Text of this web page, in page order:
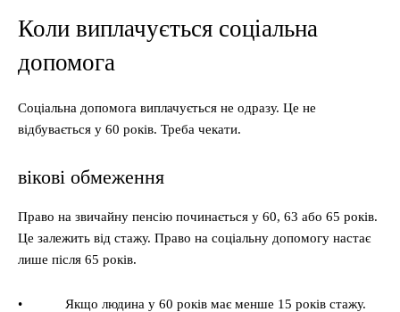
Коли виплачується соціальна
допомога
Соціальна допомога виплачується не одразу. Це не
відбувається у 60 років. Треба чекати.
вікові обмеження
Право на звичайну пенсію починається у 60, 63 або 65 років.
Це залежить від стажу. Право на соціальну допомогу настає
лише після 65 років.
• Якщо людина у 60 років має менше 15 років стажу.